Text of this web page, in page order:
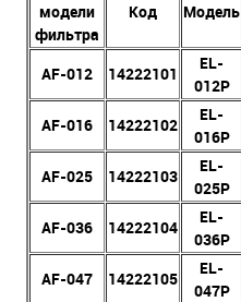
модели
фильтра
Код Модель
AF-012 14222101
EL-
012P
AF-016
14222102
EL-
016P
AF-025
14222103
EL-
025P
AF-036
14222104
EL-
036P
AF-047
14222105
EL-
047P